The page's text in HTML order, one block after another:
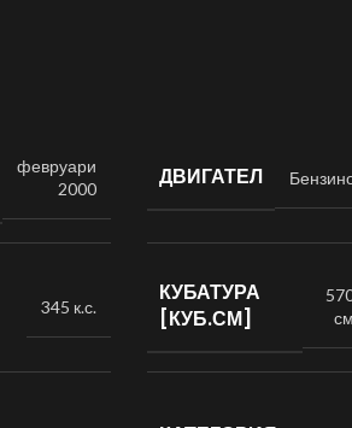
февруари
2000
ДВИГАТЕЛ
345 к.с.
КУБАТУРА
[КУБ.СМ]